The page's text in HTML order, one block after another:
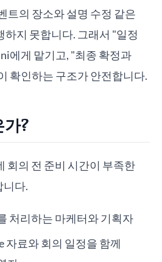
트의 장소와 설명 수정 같은
하지 못합니다. 그래서 "일정
에게 맡기고, "최종 확정과
확인하는 구조가 안전합니다.
가?
회의 전 준비 시간이 부족한
니다.
처리하는 마케터와 기획자
자료와 회의 일정을 함께